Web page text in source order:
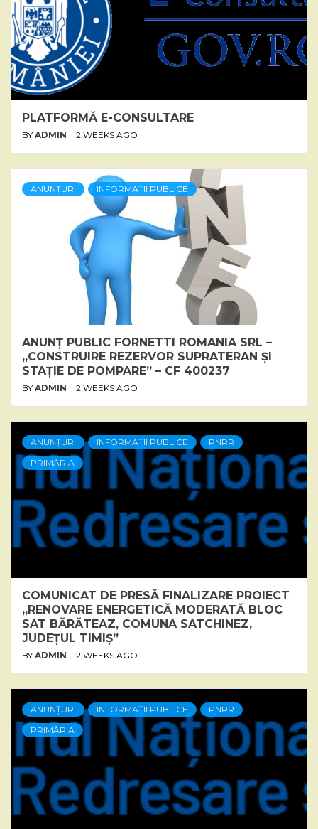
PLATFORMĂ E-CONSULTARE
BY ADMIN 2 WEEKS AGO
ANUNȚURI INFORMAȚII PUBLICE
ANUNȚ PUBLIC FORNETTI ROMANIA SRL –
„CONSTRUIRE REZERVOR SUPRATERAN ȘI
STAȚIE DE POMPARE” – CF 400237
BY ADMIN 2 WEEKS AGO
ANUNȚURI INFORMAȚII PUBLICE
PNRR
PRIMĂRIA
COMUNICAT DE PRESĂ FINALIZARE PROIECT
„RENOVARE ENERGETICĂ MODERATĂ BLOC
SAT BĂRĂTEAZ, COMUNA SATCHINEZ,
JUDEȚUL TIMIȘ”
BY ADMIN 2 WEEKS AGO
ANUNȚURI INFORMAȚII PUBLICE
PNRR
PRIMĂRIA